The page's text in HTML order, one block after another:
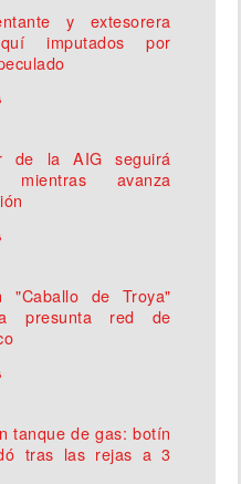
y extesorera
imputados por
de la AIG seguirá
mientras avanza
"Caballo de Troya"
presunta red de
tanque de gas: botín
tras las rejas a 3